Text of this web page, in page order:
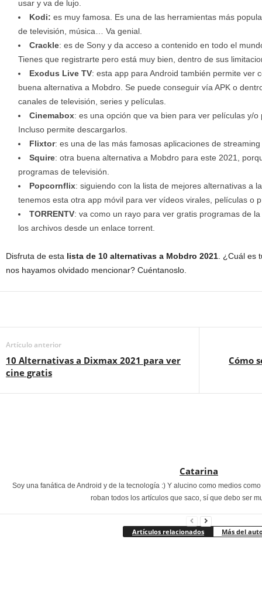
usar y va de lujo.
Kodi: es muy famosa. Es una de las herramientas más
de televisión, música… Va genial.
Crackle: es de Sony y da acceso a contenido en todo el
Tienes que registrarte pero está muy bien, dentro de sus
Exodus Live TV: esta app para Android también permite ver
buena alternativa a Mobdro. Se puede conseguir vía APK o
canales de televisión, series y películas.
Cinemabox: es una opción que va bien para ver películas y/
Incluso permite descargarlos.
Flixtor: es una de las más famosas aplicaciones de
Squire: otra buena alternativa a Mobdro para este 2021,
programas de televisión.
Popcornflix: siguiendo con la lista de mejores alternativas a
tenemos esta otra app móvil para ver vídeos virales, películas o
TORRENTV: va como un rayo para ver gratis programas de
los archivos desde un enlace torrent.
Disfruta de esta lista de 10 alternativas a Mobdro 2021 . ¿Cuál es
nos hayamos olvidado mencionar? Cuéntanoslo.
Artículo anterior
10 Alternativas a Dixmax 2021 para ver
cine gratis
Cómo
Catarina
Soy una fanática de Android y de la tecnología :) Y alucino como medios
roban todos los artículos que saco, sí que debo ser
Artículos relacionados Más del